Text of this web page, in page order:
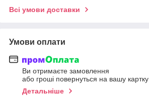
Всі умови доставки
Умови оплати
Ви отримаєте замовлення
або гроші повернуться на вашу картку
Детальніше